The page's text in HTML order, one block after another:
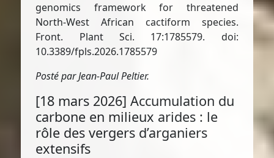
genomics framework for threatened
North-West African cactiform species.
Front. Plant Sci. 17:1785579. doi:
10.3389/fpls.2026.1785579
Posté par Jean-Paul Peltier.
[18 mars 2026] Accumulation du
carbone en milieux arides : le
rôle des vergers d’arganiers
extensifs